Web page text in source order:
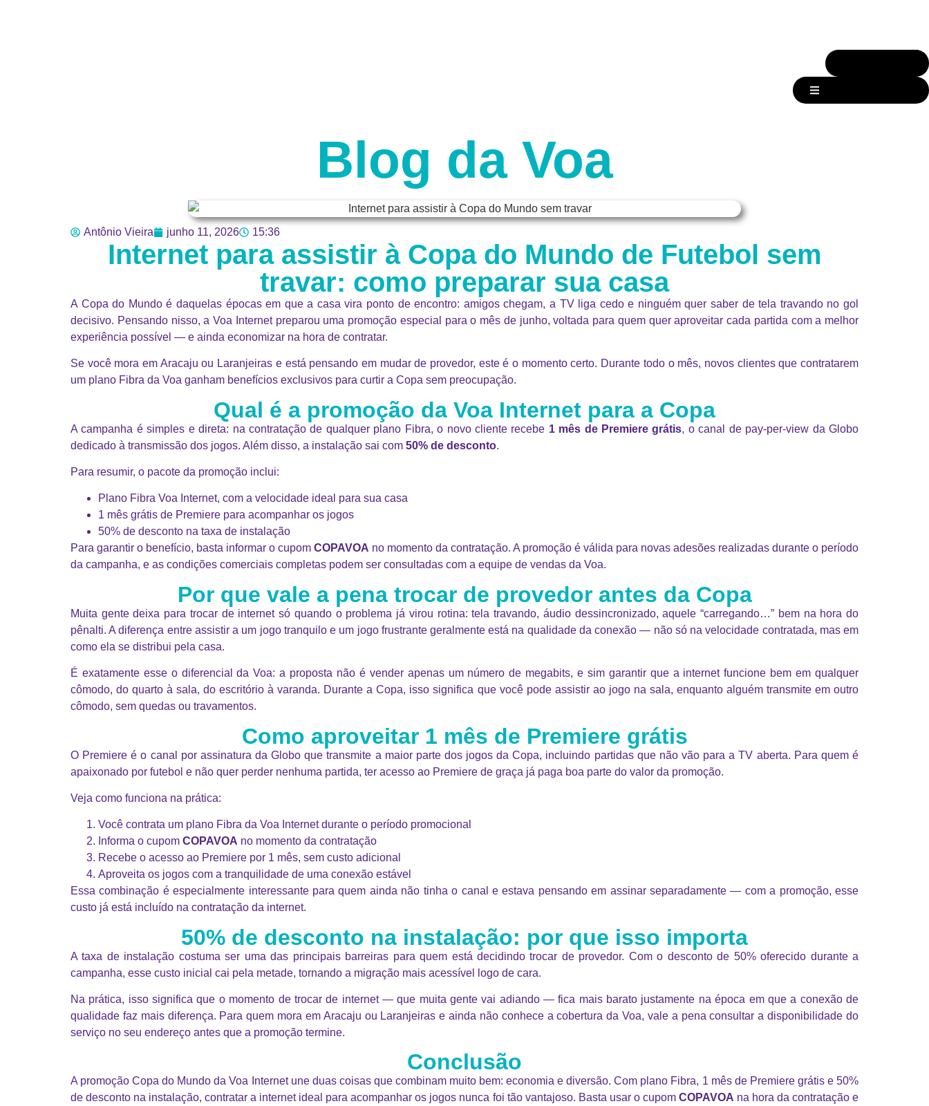
Blog da Voa
Antônio Vieira junho 11, 2026 15:36
Internet para assistir à Copa do Mundo de Futebol sem
travar: como preparar sua casa
A Copa do Mundo é daquelas épocas em que a casa vira ponto de encontro: amigos chegam, a TV liga cedo e ninguém quer saber de tela travando no gol
decisivo. Pensando nisso, a Voa Internet preparou uma promoção especial para o mês de junho, voltada para quem quer aproveitar cada partida com a melhor
experiência possível — e ainda economizar na hora de contratar.
Se você mora em Aracaju ou Laranjeiras e está pensando em mudar de provedor, este é o momento certo. Durante todo o mês, novos clientes que contratarem
um plano Fibra da Voa ganham benefícios exclusivos para curtir a Copa sem preocupação.
Qual é a promoção da Voa Internet para a Copa
A campanha é simples e direta: na contratação de qualquer plano Fibra, o novo cliente recebe 1 mês de Premiere grátis, o canal de pay-per-view da Globo
dedicado à transmissão dos jogos. Além disso, a instalação sai com 50% de desconto.
Para resumir, o pacote da promoção inclui:
Plano Fibra Voa Internet, com a velocidade ideal para sua casa
1 mês grátis de Premiere para acompanhar os jogos
50% de desconto na taxa de instalação
Para garantir o benefício, basta informar o cupom COPAVOA no momento da contratação. A promoção é válida para novas adesões realizadas durante o período
da campanha, e as condições comerciais completas podem ser consultadas com a equipe de vendas da Voa.
Por que vale a pena trocar de provedor antes da Copa
Muita gente deixa para trocar de internet só quando o problema já virou rotina: tela travando, áudio dessincronizado, aquele “carregando…” bem na hora do
pênalti. A diferença entre assistir a um jogo tranquilo e um jogo frustrante geralmente está na qualidade da conexão — não só na velocidade contratada, mas em
como ela se distribui pela casa.
É exatamente esse o diferencial da Voa: a proposta não é vender apenas um número de megabits, e sim garantir que a internet funcione bem em qualquer
cômodo, do quarto à sala, do escritório à varanda. Durante a Copa, isso significa que você pode assistir ao jogo na sala, enquanto alguém transmite em outro
cômodo, sem quedas ou travamentos.
Como aproveitar 1 mês de Premiere grátis
O Premiere é o canal por assinatura da Globo que transmite a maior parte dos jogos da Copa, incluindo partidas que não vão para a TV aberta. Para quem é
apaixonado por futebol e não quer perder nenhuma partida, ter acesso ao Premiere de graça já paga boa parte do valor da promoção.
Veja como funciona na prática:
Você contrata um plano Fibra da Voa Internet durante o período promocional
Informa o cupom COPAVOA no momento da contratação
Recebe o acesso ao Premiere por 1 mês, sem custo adicional
Aproveita os jogos com a tranquilidade de uma conexão estável
Essa combinação é especialmente interessante para quem ainda não tinha o canal e estava pensando em assinar separadamente — com a promoção, esse
custo já está incluído na contratação da internet.
50% de desconto na instalação: por que isso importa
A taxa de instalação costuma ser uma das principais barreiras para quem está decidindo trocar de provedor. Com o desconto de 50% oferecido durante a
campanha, esse custo inicial cai pela metade, tornando a migração mais acessível logo de cara.
Na prática, isso significa que o momento de trocar de internet — que muita gente vai adiando — fica mais barato justamente na época em que a conexão de
qualidade faz mais diferença. Para quem mora em Aracaju ou Laranjeiras e ainda não conhece a cobertura da Voa, vale a pena consultar a disponibilidade do
serviço no seu endereço antes que a promoção termine.
Conclusão
A promoção Copa do Mundo da Voa Internet une duas coisas que combinam muito bem: economia e diversão. Com plano Fibra, 1 mês de Premiere grátis e 50%
de desconto na instalação, contratar a internet ideal para acompanhar os jogos nunca foi tão vantajoso. Basta usar o cupom COPAVOA na hora da contratação e